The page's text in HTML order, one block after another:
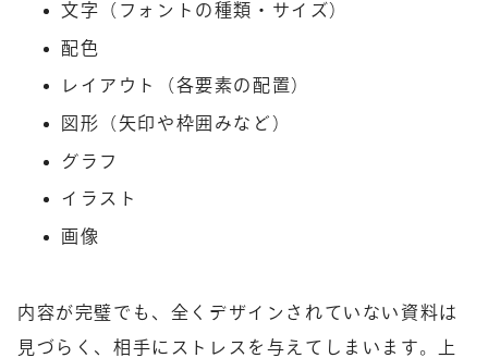
文字（フォントの種類・サイズ）
配色
レイアウト（各要素の配置）
図形（矢印や枠囲みなど）
グラフ
イラスト
画像
内容が完璧でも、全くデザインされていない資料は
見づらく、相手にストレスを与えてしまいます。上